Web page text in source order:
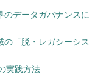
データガバナンスに
の「脱・レガシーシス
実践方法